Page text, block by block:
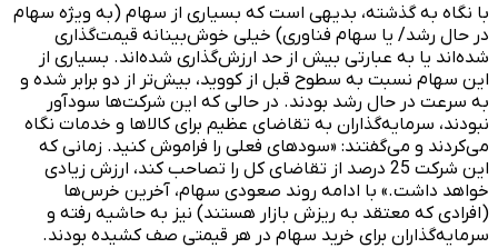
با نگاه به گذشته، بدیهی است که بسیاری از سهام (به ویژه سهام
در حال رشد/ یا سهام فناوری) خیلی خوش‌بینانه قیمت‌گذاری
شده‌اند یا به عبارتی بیش از حد ارزش‌گذاری شده‌اند. بسیاری از
این سهام نسبت به سطوح قبل از کووید، بیش‌تر از دو برابر شده و
به سرعت در حال رشد بودند. در حالی که این شرکت‌ها سودآور
نبودند، سرمایه‌گذاران به تقاضای عظیم برای کالاها و خدمات نگاه
می‌کردند و می‌گفتند: «سودهای فعلی را فراموش کنید. زمانی که
این شرکت 25 درصد از تقاضای کل را تصاحب کند، ارزش زیادی
خواهد داشت.» با ادامه روند صعودی سهام، آخرین خرس‌ها
(افرادی که معتقد به ریزش بازار هستند) نیز به حاشیه رفته و
سرمایه‌گذاران برای خرید سهام در هر قیمتی صف کشیده بودند.